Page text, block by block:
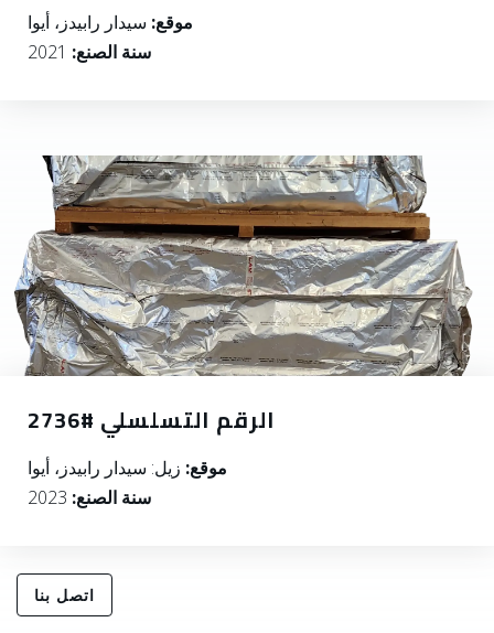
موقع: سيدار رابيدز، أيوا
سنة الصنع:
الرقم التسلسلي #2736
موقع: زيل: سيدار رابيدز، أيوا
سنة الصنع:
اتصل بنا